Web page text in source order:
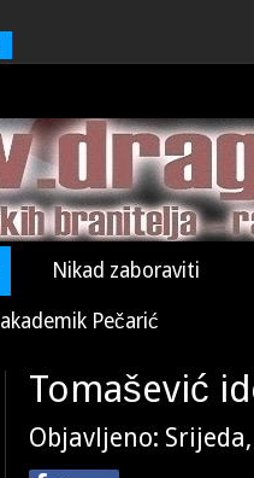
Nikad zaboraviti
akademik Pečarić
Tomašević
Objavljeno: